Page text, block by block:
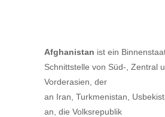
Afghanistan ist ein
Schnittstelle von Süd-, Zentral
Vorderasien, der
an Iran, Turkmenistan,
an, die Volksrepublik